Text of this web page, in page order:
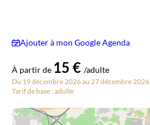
Ajouter à mon Google Agenda
À partir de 15 € /adulte
Du 19 décembre 2026 au 27 décembre 2026
Tarif de base : adulte